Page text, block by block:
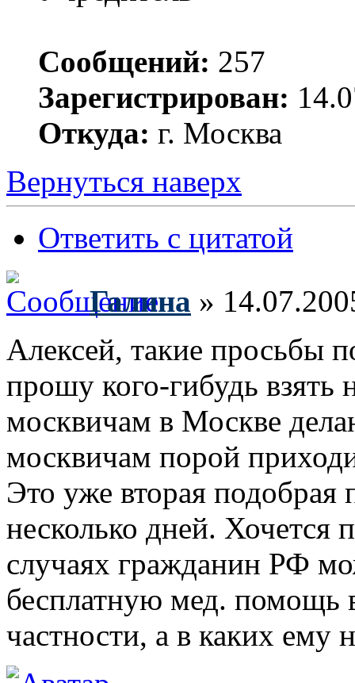
Сообщений: 257
Зарегистрирован:
Откуда: г. Москва
Вернуться наверх
Ответить с цитатой
Галина »
Алексей, такие просьбы
прошу кого-гибудь взять
москвичам в Москве
москвичам порой
Это уже вторая подобрая
несколько дней. Хочется
случаях гражданин РФ
бесплатную мед. помощь
частности, а в каких ему